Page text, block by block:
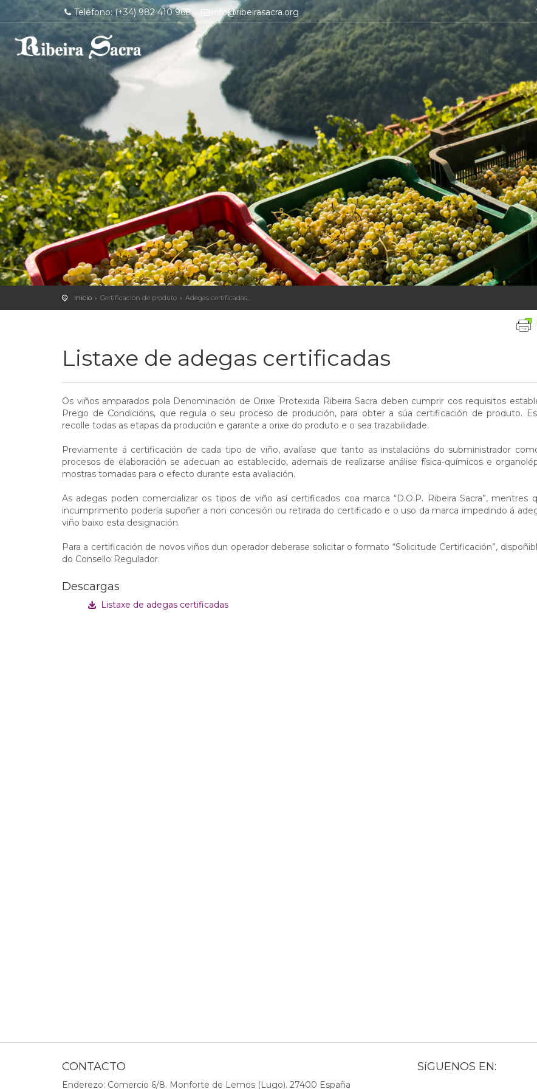
Teléfono: (+34) 982 410 968 info@ribeirasacra.org
Inicio Certificación de produto Adegas certificadas...
Listaxe de adegas certificadas
Os viños amparados pola Denominación de Orixe Protexida Ribeira Sacra deben cumprir cos requisitos
Prego de Condicións, que regula o seu proceso de produción, para obter a súa certificación de produto.
recolle todas as etapas da produción e garante a orixe do produto e o sea trazabilidade.
Previamente á certificación de cada tipo de viño, avalíase que tanto as instalacións do subministrador
procesos de elaboración se adecuan ao establecido, ademais de realizarse análise física-químicos e
mostras tomadas para o efecto durante esta avaliación.
As adegas poden comercializar os tipos de viño así certificados coa marca “D.O.P. Ribeira Sacra”, mentres
incumprimento podería supoñer a non concesión ou retirada do certificado e o uso da marca impedindo á
viño baixo esta designación.
Para a certificación de novos viños dun operador deberase solicitar o formato “Solicitude Certificación”,
do Consello Regulador.
Descargas
Listaxe de adegas certificadas
CONTACTO
Enderezo: Comercio 6/8. Monforte de Lemos (Lugo). 27400 España
SíGUENOS EN: